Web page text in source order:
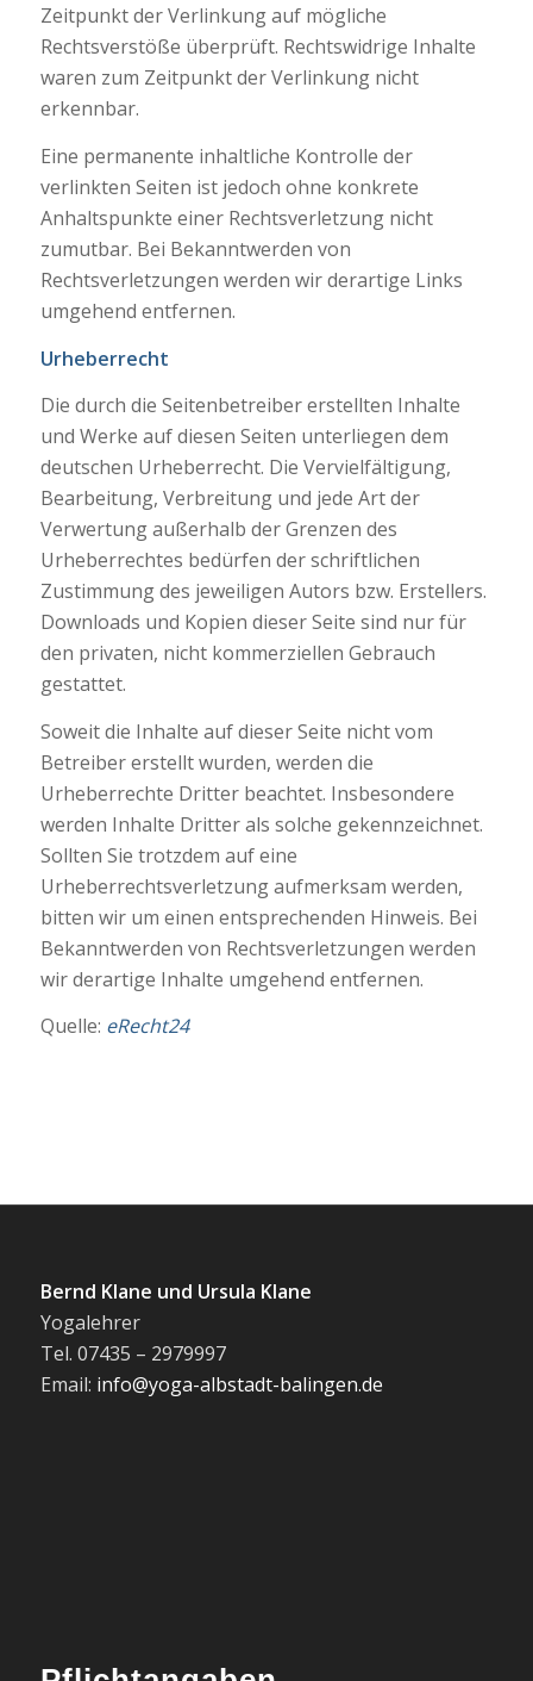
Zeitpunkt der Verlinkung auf mögliche
Rechtsverstöße überprüft. Rechtswidrige Inhalte
waren zum Zeitpunkt der Verlinkung nicht
erkennbar.
Eine permanente inhaltliche Kontrolle der
verlinkten Seiten ist jedoch ohne konkrete
Anhaltspunkte einer Rechtsverletzung nicht
zumutbar. Bei Bekanntwerden von
Rechtsverletzungen werden wir derartige Links
umgehend entfernen.
Urheberrecht
Die durch die Seitenbetreiber erstellten Inhalte
und Werke auf diesen Seiten unterliegen dem
deutschen Urheberrecht. Die Vervielfältigung,
Bearbeitung, Verbreitung und jede Art der
Verwertung außerhalb der Grenzen des
Urheberrechtes bedürfen der schriftlichen
Zustimmung des jeweiligen Autors bzw. Erstellers.
Downloads und Kopien dieser Seite sind nur für
den privaten, nicht kommerziellen Gebrauch
gestattet.
Soweit die Inhalte auf dieser Seite nicht vom
Betreiber erstellt wurden, werden die
Urheberrechte Dritter beachtet. Insbesondere
werden Inhalte Dritter als solche gekennzeichnet.
Sollten Sie trotzdem auf eine
Urheberrechtsverletzung aufmerksam werden,
bitten wir um einen entsprechenden Hinweis. Bei
Bekanntwerden von Rechtsverletzungen werden
wir derartige Inhalte umgehend entfernen.
Quelle: eRecht24
Bernd Klane und Ursula Klane
Yogalehrer
Tel. 07435 – 2979997
Email: info@yoga-albstadt-balingen.de